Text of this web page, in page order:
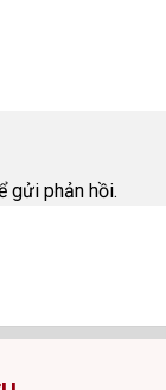
gửi phản hồi.